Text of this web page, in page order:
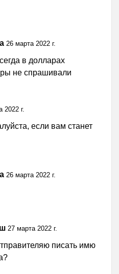
26 марта 2022 г.
в долларах
не спрашивали
2022 г.
если вам станет
26 марта 2022 г.
27 марта 2022 г.
писать имю